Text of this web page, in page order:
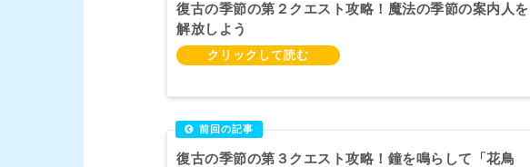
復古の季節の第２クエスト攻略！魔法の季節の案内人を
解放しよう
復古の季節の第３クエスト攻略！鐘を鳴らして「花鳥